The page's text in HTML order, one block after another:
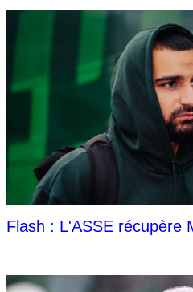
Flash : L'ASSE récupère